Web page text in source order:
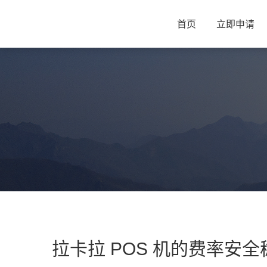
首页 立即申请
拉卡拉 POS 机的费率安全